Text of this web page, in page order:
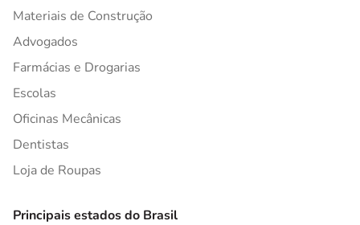
Materiais de Construção
Advogados
Farmácias e Drogarias
Escolas
Oficinas Mecânicas
Dentistas
Loja de Roupas
Principais estados do Brasil